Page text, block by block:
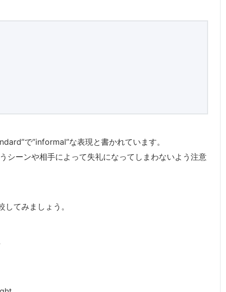
で”informal”な表現と書かれています。
シーンや相手によって失礼になってしまわないよう注意
てみましょう。